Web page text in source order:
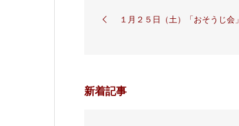
１月２５日（土）「おそうじ会」
新着記事